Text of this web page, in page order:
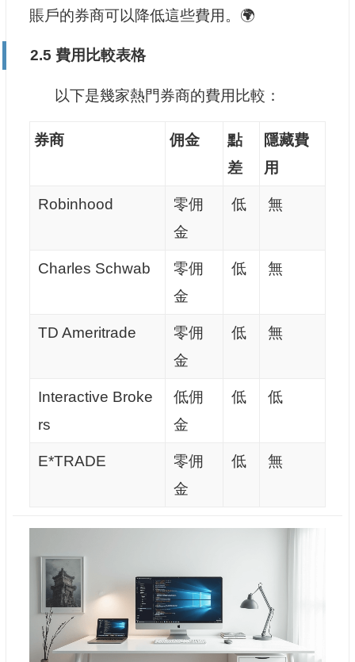
賬戶的券商可以降低這些費用。🌍
2.5 費用比較表格
以下是幾家熱門券商的費用比較：
券商 佣金
點
差
隱藏費
用
Robinhood
零佣
金
低 無
Charles Schwab
零佣
金
低 無
TD Ameritrade
零佣
金
低 無
Interactive Broke
rs
低佣
金
低 低
E*TRADE
零佣
金
低 無